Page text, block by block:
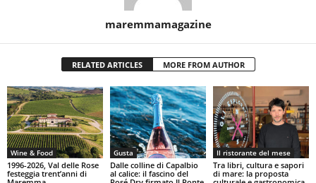
maremmamagazine
RELATED ARTICLES MORE FROM AUTHOR
Wine & Food
1996-2026, Val delle Rose
festeggia trent’anni di
Gusta
Dalle colline di Capalbio
al calice: il fascino del
Il ristorante del mese
Tra libri, cultura e sapori
di mare: la proposta